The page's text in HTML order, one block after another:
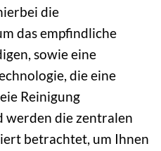
die
das empfindliche
sowie eine
die eine
Reinigung
werden die zentralen
betrachtet, um Ihnen